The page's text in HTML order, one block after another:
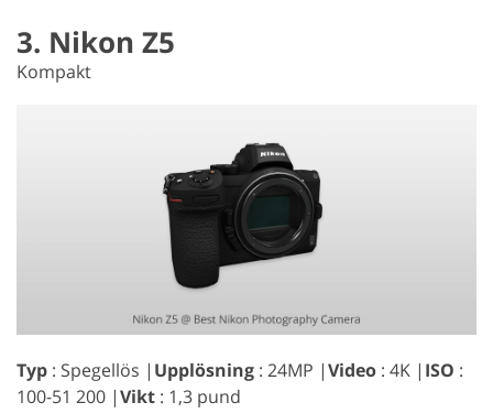
3. Nikon Z5
Kompakt
Typ : Spegellös | Upplösning : 24MP |Video : 4K | ISO :
100-51 200 |Vikt : 1,3 pund